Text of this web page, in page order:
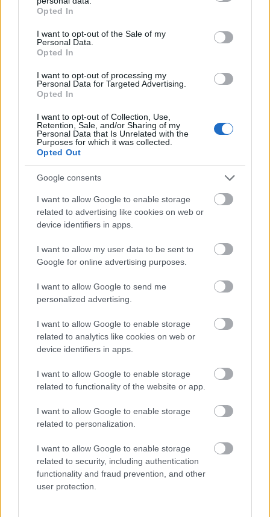
grant or deny consent to Google and its third-party tags to
use your data for below specified purposes in below Google
consent section.
Opted In
I want to opt-out of the Sale of my
Personal Data.
Opted In
I want to opt-out of processing my
Personal Data for Targeted Advertising.
Opted In
I want to opt-out of Collection, Use,
Retention, Sale, and/or Sharing of my
Personal Data that Is Unrelated with the
Purposes for which it was collected.
Opted Out
Google consents
I want to allow Google to enable storage
related to advertising like cookies on web or
device identifiers in apps.
I want to allow my user data to be sent to
Google for online advertising purposes.
I want to allow Google to send me
personalized advertising.
I want to allow Google to enable storage
related to analytics like cookies on web or
device identifiers in apps.
I want to allow Google to enable storage
related to functionality of the website or app.
I want to allow Google to enable storage
related to personalization.
I want to allow Google to enable storage
related to security, including authentication
functionality and fraud prevention, and other
user protection.
Komolyan vett fegyverintegráció
2026. március 11.
Túlzás nélkül bombaként robbant a meghatározó
délszláv repülési szakportálon, a Tango Sixen minap
nyilvánosságra hozott két fotó, melyek két, ...
AirPowerNews 156. (2026 márc.)
2026. március 08.
Esszbed.